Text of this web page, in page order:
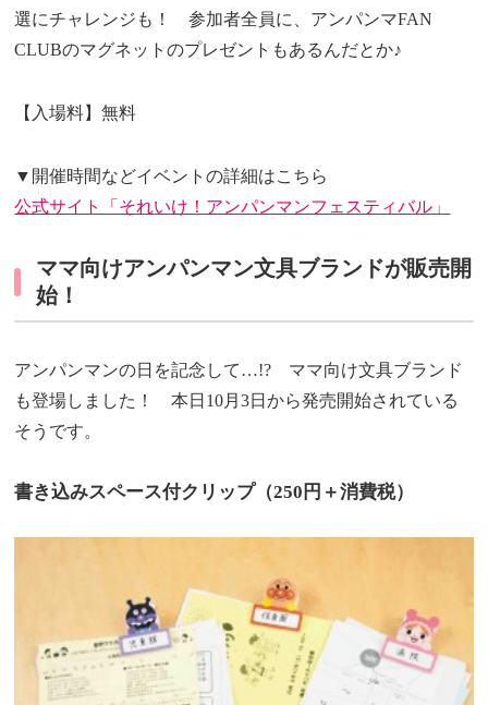
選にチャレンジも！ 参加者全員に、アンパンマFAN
CLUBのマグネットのプレゼントもあるんだとか♪
【入場料】無料
▼開催時間などイベントの詳細はこちら
公式サイト「それいけ！アンパンマンフェスティバル」
ママ向けアンパンマン文具ブランドが販売開
始！
アンパンマンの日を記念して…!? ママ向け文具ブランド
も登場しました！ 本日10月3日から発売開始されている
そうです。
書き込みスペース付クリップ（250円＋消費税）